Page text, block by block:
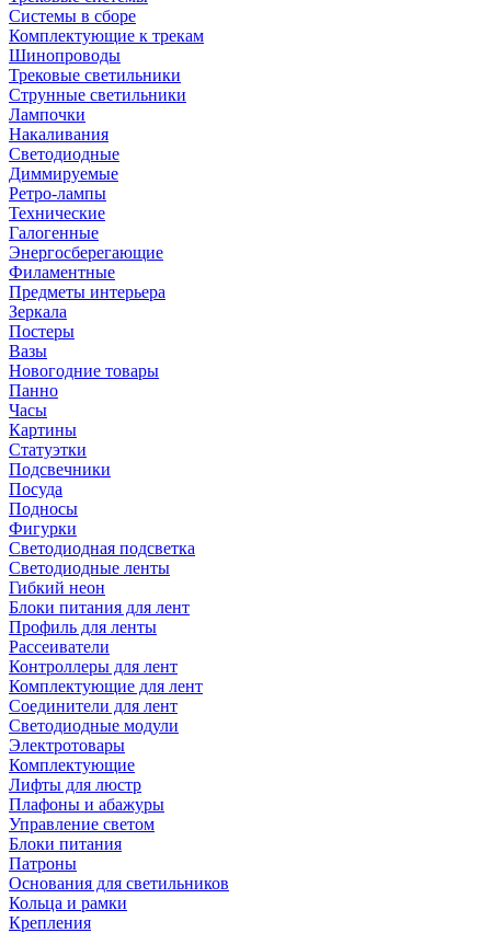
Системы в сборе
Комплектующие к трекам
Шинопроводы
Трековые светильники
Струнные светильники
Лампочки
Накаливания
Светодиодные
Диммируемые
Ретро-лампы
Технические
Галогенные
Энергосберегающие
Филаментные
Предметы интерьера
Зеркала
Постеры
Вазы
Новогодние товары
Панно
Часы
Картины
Статуэтки
Подсвечники
Посуда
Подносы
Фигурки
Светодиодная подсветка
Светодиодные ленты
Гибкий неон
Блоки питания для лент
Профиль для ленты
Рассеиватели
Контроллеры для лент
Комплектующие для лент
Соединители для лент
Светодиодные модули
Электротовары
Комплектующие
Лифты для люстр
Плафоны и абажуры
Управление светом
Блоки питания
Патроны
Основания для светильников
Кольца и рамки
Крепления